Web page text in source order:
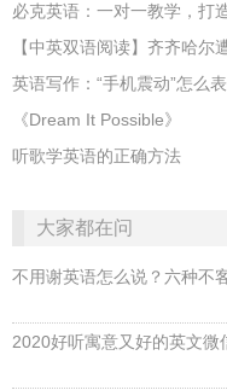
必克英语：一对一教学，打
【中英双语阅读】齐齐哈尔
英语写作：“手机震动”怎么
《Dream It Possible》
听歌学英语的正确方法
大家都在问
不用谢英语怎么说？六种不
2020好听寓意又好的英文微